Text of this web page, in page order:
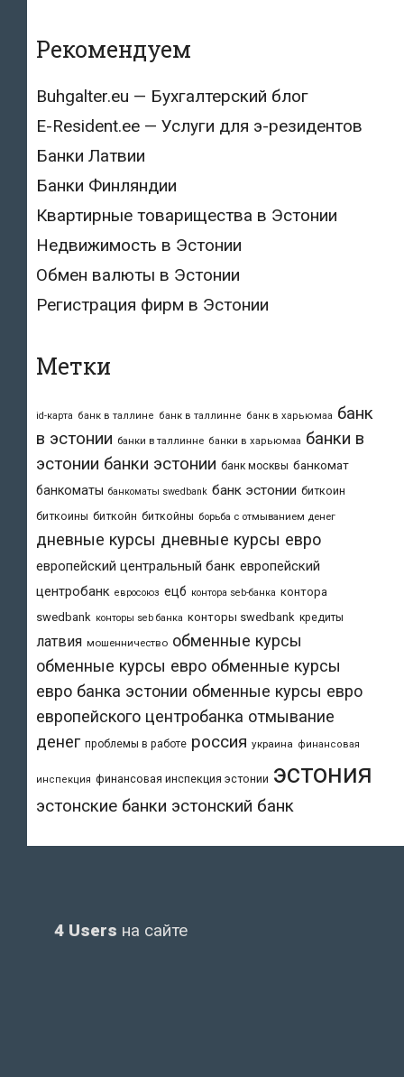
Рекомендуем
Buhgalter.eu — Бухгалтерский блог
E-Resident.ee — Услуги для э-резидентов
Банки Латвии
Банки Финляндии
Квартирные товарищества в Эстонии
Недвижимость в Эстонии
Обмен валюты в Эстонии
Регистрация фирм в Эстонии
Метки
id-карта банк в таллине банк в таллинне банк в харьюмаа банк
в эстонии банки в таллинне банки в харьюмаа банки в
эстонии банки эстонии банк москвы банкомат
банкоматы банкоматы swedbank банк эстонии биткоин
биткоины биткойн биткойны борьба с отмыванием денег
дневные курсы дневные курсы евро
европейский центральный банк европейский
центробанк евросоюз ецб контора seb-банка контора
swedbank конторы seb банка конторы swedbank кредиты
латвия мошенничество обменные курсы
обменные курсы евро обменные курсы
евро банка эстонии обменные курсы евро
европейского центробанка отмывание
денег проблемы в работе россия украина финансовая
инспекция финансовая инспекция эстонии эстония
эстонские банки эстонский банк
4 Users на сайте